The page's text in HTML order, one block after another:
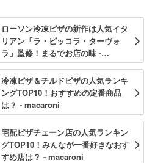
ローソン冷凍ピザの新作は人気イタ
リアン「ラ・ピッコラ・ターヴォ
ラ」監修！まるでお店の味 -
macaroni
冷凍ピザ＆チルドピザの人気ランキ
ングTOP10！おすすめの定番商品
は？ - macaroni
宅配ピザチェーン店の人気ランキン
グTOP10！みんなが一番好きなおす
すめ店は？ - macaroni